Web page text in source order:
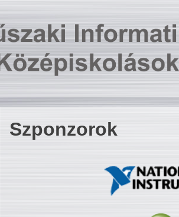
Szponzorok